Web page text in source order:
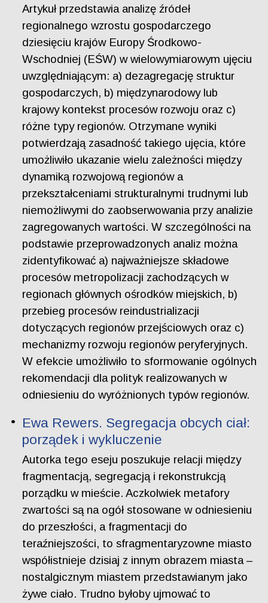
Artykuł przedstawia analizę źródeł
regionalnego wzrostu gospodarczego
dziesięciu krajów Europy Środkowo-
Wschodniej (EŚW) w wielowymiarowym ujęciu
uwzględniającym: a) dezagregację struktur
gospodarczych, b) międzynarodowy lub
krajowy kontekst procesów rozwoju oraz c)
różne typy regionów. Otrzymane wyniki
potwierdzają zasadność takiego ujęcia, które
umożliwiło ukazanie wielu zależności między
dynamiką rozwojową regionów a
przekształceniami strukturalnymi trudnymi lub
niemożliwymi do zaobserwowania przy analizie
zagregowanych wartości. W szczególności na
podstawie przeprowadzonych analiz można
zidentyfikować a) najważniejsze składowe
procesów metropolizacji zachodzących w
regionach głównych ośrodków miejskich, b)
przebieg procesów reindustrializacji
dotyczących regionów przejściowych oraz c)
mechanizmy rozwoju regionów peryferyjnych.
W efekcie umożliwiło to sformowanie ogólnych
rekomendacji dla polityk realizowanych w
odniesieniu do wyróżnionych typów regionów.
Ewa Rewers. Segregacja obcych ciał:
porządek i wykluczenie
Autorka tego eseju poszukuje relacji między
fragmentacją, segregacją i rekonstrukcją
porządku w mieście. Aczkolwiek metafory
zwartości są na ogół stosowane w odniesieniu
do przeszłości, a fragmentacji do
teraźniejszości, to sfragmentaryzowne miasto
współistnieje dzisiaj z innym obrazem miasta –
nostalgicznym miastem przedstawianym jako
żywe ciało. Trudno byłoby ujmować to